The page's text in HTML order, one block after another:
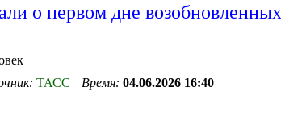
о первом дне возобновленных
ТАСС Время: 04.06.2026 16:40